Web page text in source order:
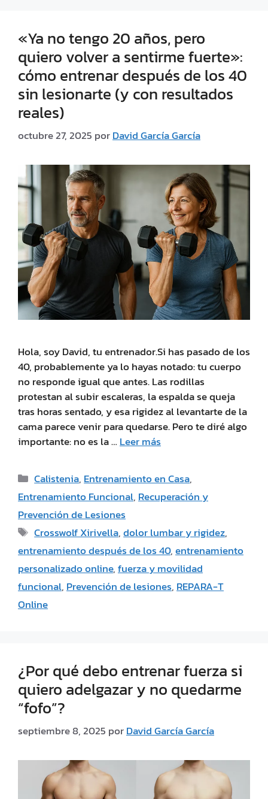
«Ya no tengo 20 años, pero
quiero volver a sentirme fuerte»:
cómo entrenar después de los 40
sin lesionarte (y con resultados
reales)
octubre 27, 2025 porDavid García García
Hola, soy David, tu entrenador.Si has pasado de los
40, probablemente ya lo hayas notado: tu cuerpo
no responde igual que antes. Las rodillas
protestan al subir escaleras, la espalda se queja
tras horas sentado, y esa rigidez al levantarte de la
cama parece venir para quedarse. Pero te diré algo
importante: no es la … Leer más
Calistenia, Entrenamiento en Casa,
Entrenamiento Funcional, Recuperación y
Prevención de Lesiones
Crosswolf Xirivella,dolor lumbar y rigidez,
entrenamiento después de los 40,entrenamiento
personalizado online,fuerza y movilidad
funcional, Prevención de lesiones, REPARA-T
Online
¿Por qué debo entrenar fuerza si
quiero adelgazar y no quedarme
“fofo”?
septiembre 8, 2025 porDavid García García